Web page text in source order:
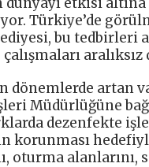
Türkiye’de
bu tedbirleri
aralıksız
dönemlerde artan
Müdürlüğüne
dezenfekte
korunması
oturma